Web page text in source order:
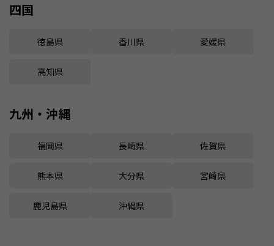
四国
徳島県 香川県 愛媛県
高知県
九州・沖縄
福岡県 長崎県 佐賀県
熊本県 大分県 宮崎県
鹿児島県 沖縄県